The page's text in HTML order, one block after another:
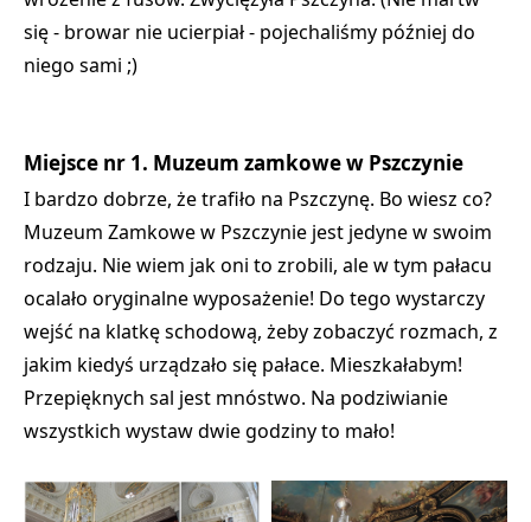
się - browar nie ucierpiał - pojechaliśmy później do
niego sami ;)
Miejsce nr 1. Muzeum zamkowe w Pszczynie
I bardzo dobrze, że trafiło na Pszczynę. Bo wiesz co?
Muzeum Zamkowe w Pszczynie jest jedyne w swoim
rodzaju. Nie wiem jak oni to zrobili, ale w tym pałacu
ocalało oryginalne wyposażenie! Do tego wystarczy
wejść na klatkę schodową, żeby zobaczyć rozmach, z
jakim kiedyś urządzało się pałace. Mieszkałabym!
Przepięknych sal jest mnóstwo. Na podziwianie
wszystkich wystaw dwie godziny to mało!